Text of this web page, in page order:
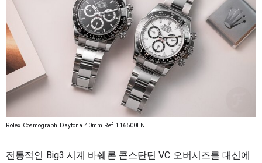
Rolex Cosmograph Daytona 40mm Ref.116500LN
전통적인 Big3 시계 바쉐론 콘스탄틴 VC 오버시즈를 대신에